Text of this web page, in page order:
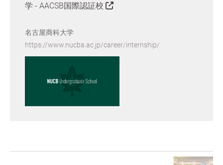
学 - AACSB国際認証校
名古屋商科大学
https://www.nucba.ac.jp/career/internship/